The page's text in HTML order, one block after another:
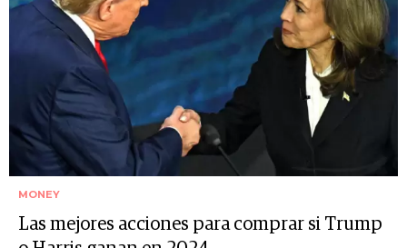
MONEY
Las mejores acciones para comprar si Trump